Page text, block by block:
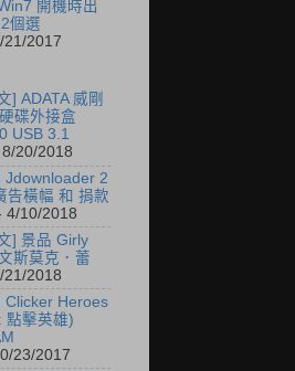
開機時出
個選
21/2017
] ADATA 威剛
碟外接盒
USB 3.1
20/2018
Jdownloader 2
告橫幅 和 捐款
4/10/2018
] 景品 Girly
斯莫克．蕾
21/2018
Clicker Heroes
點擊英雄)
23/2017